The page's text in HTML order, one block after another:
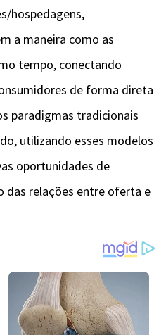
hospedagens,
a maneira como as
tempo, conectando
de forma direta
paradigmas tradicionais
utilizando esses modelos
oportunidades de
das relações entre oferta e